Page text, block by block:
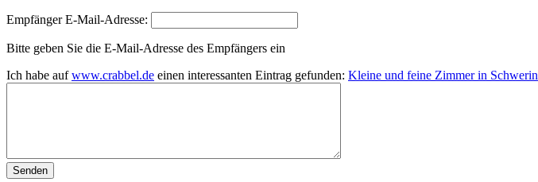
Empfänger E-Mail-Adresse:
Bitte geben Sie die E-Mail-Adresse des Empfängers ein
Ich habe aufwww.crabbel.de einen interessanten Eintrag gefunden: Kleine und feine Zimmer in Schwerin